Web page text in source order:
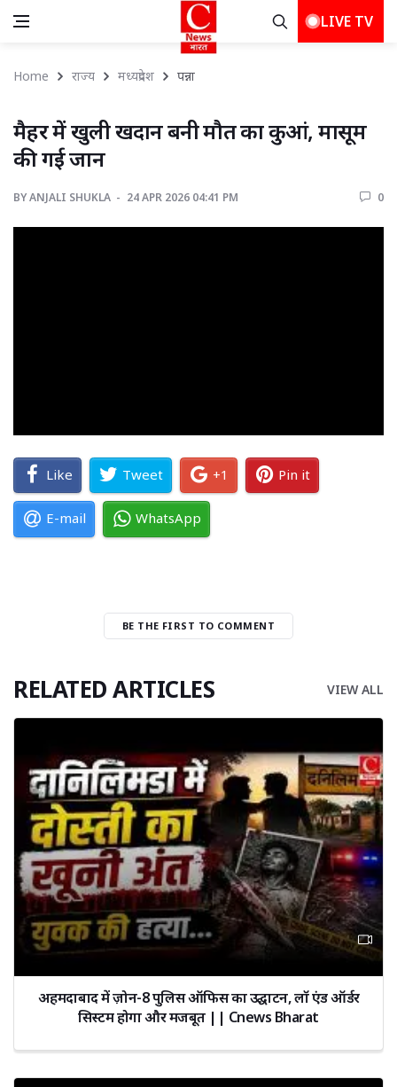
LIVE TV
Home राज्य मध्यप्रदेश पन्ना
मैहर में खुली खदान बनी मौत का कुआं, मासूम
की गई जान
BYANJALI SHUKLA 24 APR 2026 04:41 PM 0
Like Tweet +1 Pin it
E-mail WhatsApp
BE THE FIRST TO COMMENT
RELATED ARTICLES VIEW ALL
अहमदाबाद में ज़ोन-8 पुलिस ऑफिस का उद्घाटन, लॉ एंड ऑर्डर
सिस्टम होगा और मजबूत || Cnews Bharat